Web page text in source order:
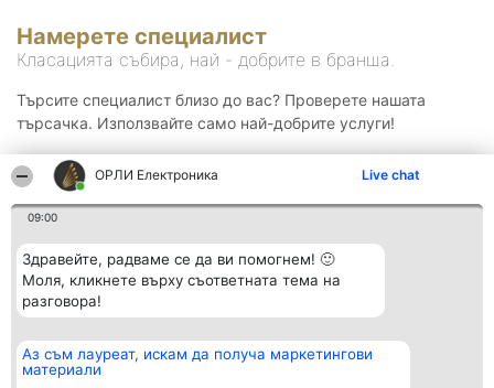
ОРЛИ Електроника Live chat
09:00
Здравейте, радваме се да ви помогнем! 🙂
Моля, кликнете върху съответната тема на
разговора!
Аз съм лауреат, искам да получа маркетингови
материали
Намерете специалист
Класацията събира, най - добрите в бранша.
Търсите специалист близо до вас? Проверете нашата
търсачка. Използвайте само най-добрите услуги!
Организатор на
класиране
Класация Контакти